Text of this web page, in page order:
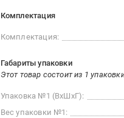
Комплектация
Комплектация:
Габариты упаковки
Этот товар состоит из 1
Упаковка №1 (ВхШхГ):
Вес упаковки №1: